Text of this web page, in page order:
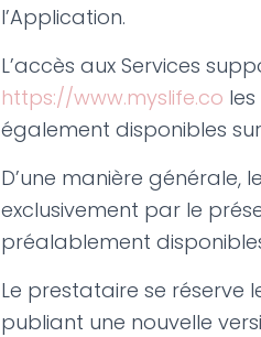
l’Application.
L’accès aux Services
https://www.myslife.co
également disponibles
D’une manière générale,
exclusivement par le
préalablement
Le prestataire se réserve
publiant une nouvelle